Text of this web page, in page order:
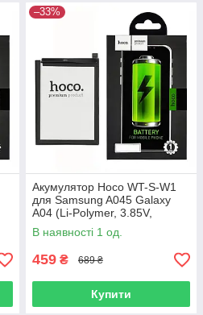
–33%
Акумулятор Hoco WT-S-W1
для Samsung A045 Galaxy
A04 (Li-Polymer, 3.85V,
5000mAh)
В наявності 1 од.
459 ₴ 689 ₴
Купити